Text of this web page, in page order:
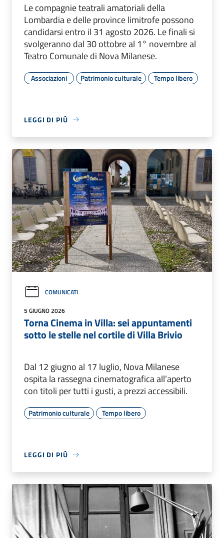
Le compagnie teatrali amatoriali della
Lombardia e delle province limitrofe possono
candidarsi entro il 31 agosto 2026. Le finali si
svolgeranno dal 30 ottobre al 1° novembre al
Teatro Comunale di Nova Milanese.
Associazioni Patrimonio culturale Tempo libero
LEGGI DI PIÙ
COMUNICATI
5 GIUGNO 2026
Torna Cinema in Villa: sei appuntamenti
sotto le stelle nel cortile di Villa Brivio
Dal 12 giugno al 17 luglio, Nova Milanese
ospita la rassegna cinematografica all’aperto
con titoli per tutti i gusti, a prezzi accessibili.
Patrimonio culturale Tempo libero
LEGGI DI PIÙ